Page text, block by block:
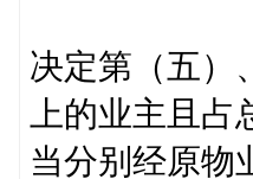
决定第（五）
上的业主且
当分别经原物